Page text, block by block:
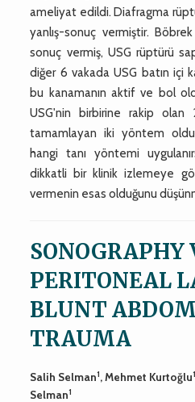
ameliyat edildi. Diafragma
yanlış-sonuç vermiştir.
sonuç vermiş, USG rüptürü
diğer 6 vakada USG batın içi
bu kanamanın aktif ve bol
USG'nin birbirine rakip
tamamlayan iki yöntem
hangi tanı yöntemi
dikkatli bir klinik izlemeye
vermenin esas olduğunu
SONOGRAPHY
PERITONEAL
BLUNT
TRAUMA
Salih Selman1, Mehmet Kurtoğlu1
Selman1